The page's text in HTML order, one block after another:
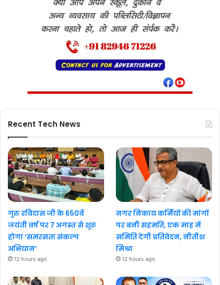
Recent Tech News
गुरु रविदास जी के 650वें
जयंती वर्ष पर 7 अगस्त से शुरू
होगा ‘समरसता संकल्प
अभियान’
12 hours ago
नगर निकाय कर्मियों की मांगों
पर बनी सहमति, एक माह में
समिति देगी प्रतिवेदन, नीतीश
मिश्रा
12 hours ago